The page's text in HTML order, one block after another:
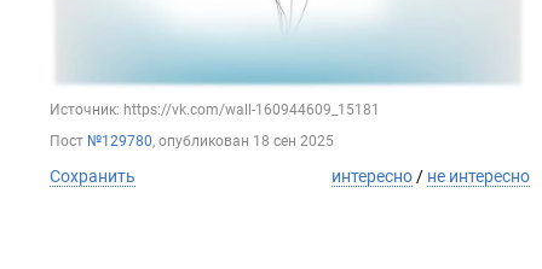
Источник: https://vk.com/wall-160944609_15181
Пост №129780, опубликован 18 сен 2025
Сохранить интересно / не интересно